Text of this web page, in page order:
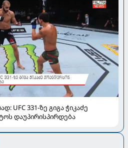
UFC 331-ზე გიგა ჭიკაძე
დაუპირისპირდება